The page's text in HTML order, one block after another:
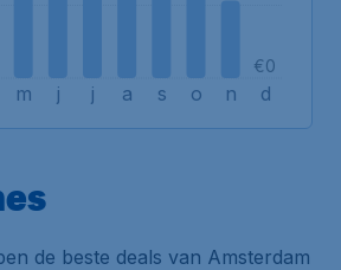
m j j a s o n d
€0
de beste deals van Amsterdam